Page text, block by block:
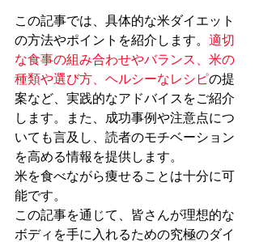
この記事では、具体的な米ダイエット
の方法やポイントを紹介します。 適切
な食事の組み合わせやバランス、米の
種類や選び方、ヘルシーなレシピの提
案など、実践的なアドバイスをご紹介
します。また、成功事例や注意点につ
いても言及し、読者のモチベーション
を高める情報を提供します。
米を食べながら痩せることは十分に可
能です。
この記事を通じて、皆さんが理想的な
ボディを手に入れるための究極のダイ